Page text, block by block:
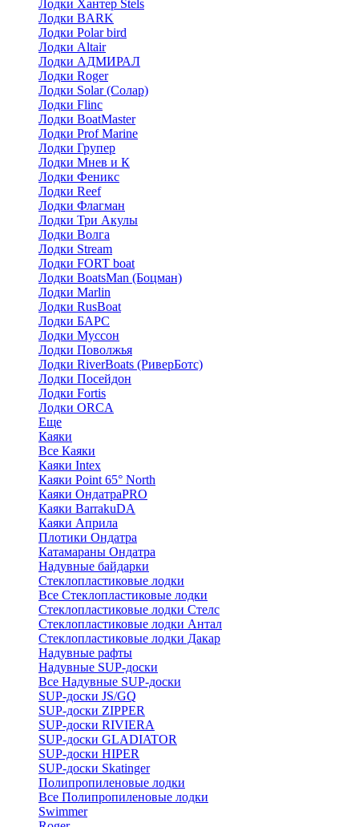
Лодки Хантер Stels
Лодки BARK
Лодки Polar bird
Лодки Altair
Лодки АДМИРАЛ
Лодки Roger
Лодки Solar (Солар)
Лодки Flinc
Лодки BoatMaster
Лодки Prof Marine
Лодки Групер
Лодки Мнев и К
Лодки Феникс
Лодки Reef
Лодки Флагман
Лодки Три Акулы
Лодки Волга
Лодки Stream
Лодки FORT boat
Лодки BoatsMan (Боцман)
Лодки Marlin
Лодки RusBoat
Лодки БАРС
Лодки Муссон
Лодки Поволжья
Лодки RiverBoats (РиверБотс)
Лодки Посейдон
Лодки Fortis
Лодки ORCA
Еще
Каяки
Все Каяки
Каяки Intex
Каяки Point 65° North
Каяки ОндатраPRO
Каяки BarrakuDA
Каяки Априла
Плотики Ондатра
Катамараны Ондатра
Надувные байдарки
Стеклопластиковые лодки
Все Стеклопластиковые лодки
Стеклопластиковые лодки Стелс
Стеклопластиковые лодки Антал
Стеклопластиковые лодки Дакар
Надувные рафты
Надувные SUP-доски
Все Надувные SUP-доски
SUP-доски JS/GQ
SUP-доски ZIPPER
SUP-доски RIVIERA
SUP-доски GLADIATOR
SUP-доски HIPER
SUP-доски Skatinger
Полипропиленовые лодки
Все Полипропиленовые лодки
Swimmer